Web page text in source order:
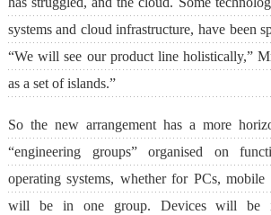
systems and cloud infrastructure, have been
“We will see our product line holistically,”
as a set of islands.”
So the new arrangement has a more
“engineering groups” organised on
operating systems, whether for PCs,
will be in one group. Devices will be